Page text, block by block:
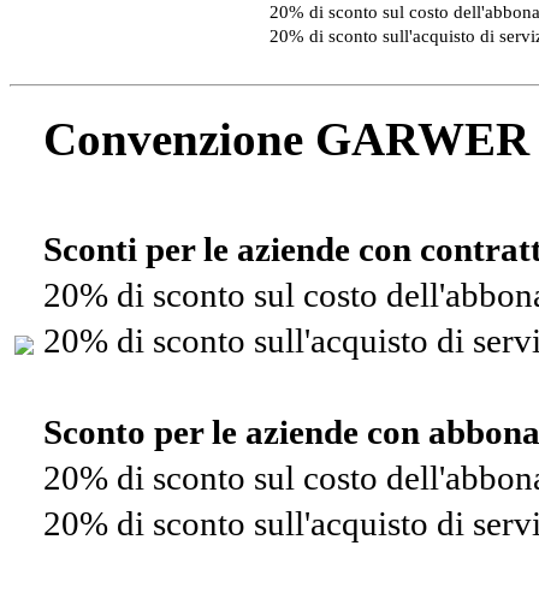
20% di sconto sul costo
20% di sconto sull'acquisto di
Convenzione
Sconti per le aziende con
20% di sconto sul costo
20% di sconto sull'acquisto di
Sconto per le aziende con
20% di sconto sul costo
20% di sconto sull'acquisto di